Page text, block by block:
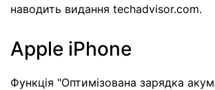
наводить видання techadvisor.com.
Apple iPhone
Функція "Оптимізована зарядка